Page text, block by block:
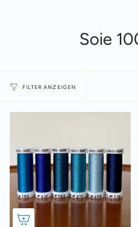
Soie
FILTER ANZEIGEN